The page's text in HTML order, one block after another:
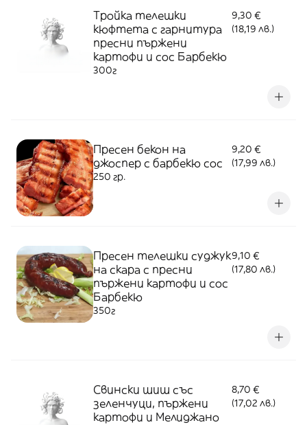
Тройка телешки
кюфтета с гарнитура
пресни пържени
картофи и сос Барбекю
9,30 €
(18,19 лв.)
300г
Пресен бекон на
джоспер с барбекю сос
9,20 €
(17,99 лв.)
250 гр.
Пресен телешки суджук
на скара с пресни
пържени картофи и сос
Барбекю
9,10 €
(17,80 лв.)
350г
Свински шиш със
зеленчуци, пържени
картофи и Мелиджано
8,70 €
(17,02 лв.)